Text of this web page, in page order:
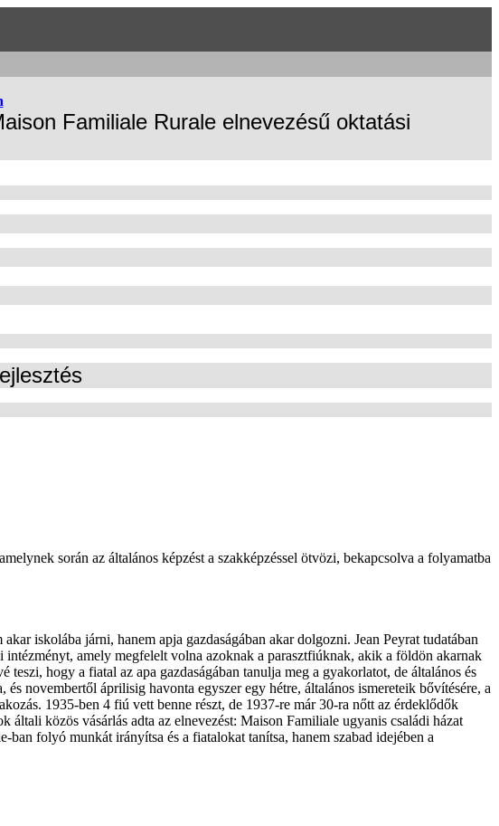
Familiale Rurale elnevezésű oktatási
során az általános képzést a szakképzéssel ötvözi, bekapcsolva a folyamatba
iskolába járni, hanem apja gazdaságában akar dolgozni. Jean Peyrat tudatában
amely megfelelt volna azoknak a parasztfiúknak, akik a földön akarnak
hogy a fiatal az apa gazdaságában tanulja meg a gyakorlatot, de általános és
novembertől áprilisig havonta egyszer egy hétre, általános ismereteik bővítésére, a
1935-ben 4 fiú vett benne részt, de 1937-re már 30-ra nőtt az érdeklődők
általi közös vásárlás adta az elnevezést: Maison Familiale ugyanis családi házat
folyó munkát irányítsa és a fiatalokat tanítsa, hanem szabad idejében a